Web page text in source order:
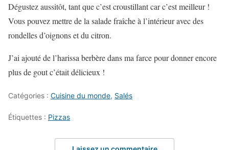
Dégustez aussitôt, tant que c’est croustillant car c’est meilleur !
Vous pouvez mettre de la salade fraîche à l’intérieur avec des
rondelles d’oignons et du citron.
J’ai ajouté de l’harissa berbère dans ma farce pour donner encore
plus de gout c’était délicieux !
Catégories : Cuisine du monde, Salés
Étiquettes : Pizzas